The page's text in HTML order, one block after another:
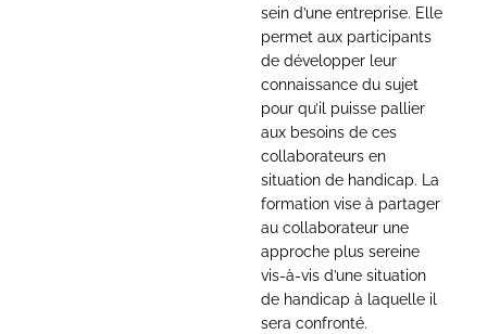
sein d’une entreprise. Elle
permet aux participants
de développer leur
connaissance du sujet
pour qu’il puisse pallier
aux besoins de ces
collaborateurs en
situation de handicap. La
formation vise à partager
au collaborateur une
approche plus sereine
vis-à-vis d’une situation
de handicap à laquelle il
sera confronté.